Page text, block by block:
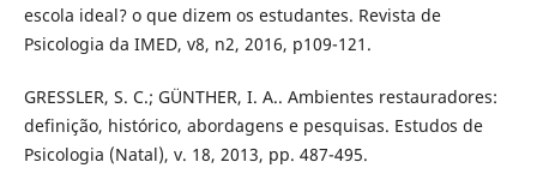
escola ideal? o que dizem os estudantes. Revista de
Psicologia da IMED, v8, n2, 2016, p109-121.
GRESSLER, S. C.; GÜNTHER, I. A.. Ambientes restauradores:
definição, histórico, abordagens e pesquisas. Estudos de
Psicologia (Natal), v. 18, 2013, pp. 487-495.